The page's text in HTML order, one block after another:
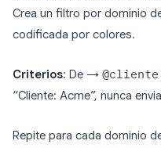
Crea un filtro por dominio
codificada por colores.
Criterios: De →
“Cliente: Acme”, nunca
Repite para cada dominio